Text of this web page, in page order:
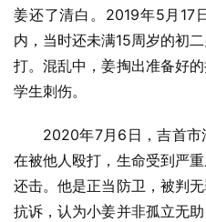
姜还了清白。2019年5月17
内，当时还未满15周岁的初
打。混乱中，姜掏出准备好
学生刺伤。
2020年7月6日，吉首市
在被他人殴打，生命受到严
还击。他是正当防卫，被判
抗诉，认为小姜并非孤立无